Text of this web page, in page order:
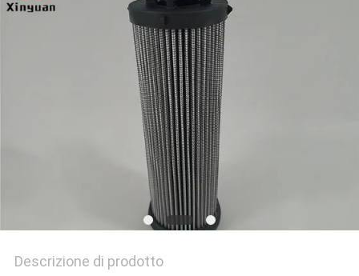
Descrizione di prodotto